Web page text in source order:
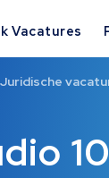
Vacatures
Juridische